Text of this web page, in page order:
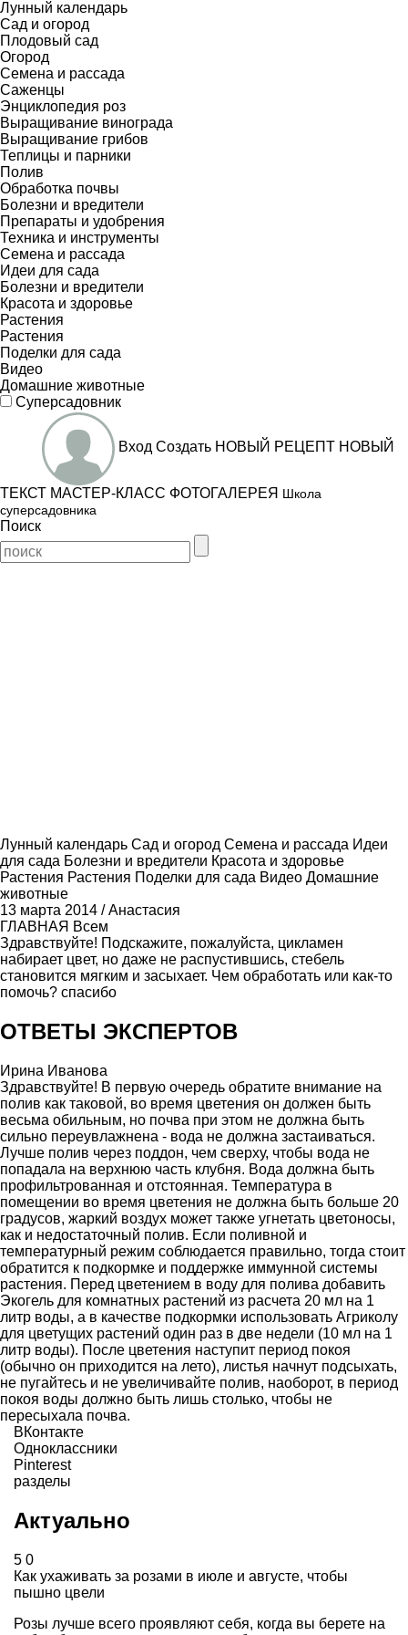
Лунный календарь
Сад и огород
Плодовый сад
Огород
Семена и рассада
Саженцы
Энциклопедия роз
Выращивание винограда
Выращивание грибов
Теплицы и парники
Полив
Обработка почвы
Болезни и вредители
Препараты и удобрения
Техника и инструменты
Семена и рассада
Идеи для сада
Болезни и вредители
Красота и здоровье
Растения
Растения
Поделки для сада
Видео
Домашние животные
Суперсадовник
Вход Создать НОВЫЙ РЕЦЕПТ НОВЫЙ
ТЕКСТ МАСТЕР-КЛАСС ФОТОГАЛЕРЕЯ Школа
суперсадовника
Поиск
Лунный календарь Сад и огород Семена и рассада Идеи
для сада Болезни и вредители Красота и здоровье
Растения Растения Поделки для сада Видео Домашние
животные
13 марта 2014 /Анастасия
ГЛАВНАЯ Всем
Здравствуйте! Подскажите, пожалуйста, цикламен
набирает цвет, но даже не распустившись, стебель
становится мягким и засыхает. Чем обработать или как-то
помочь? спасибо
ОТВЕТЫ ЭКСПЕРТОВ
Ирина Иванова
Здравствуйте! В первую очередь обратите внимание на
полив как таковой, во время цветения он должен быть
весьма обильным, но почва при этом не должна быть
сильно переувлажнена - вода не должна застаиваться.
Лучше полив через поддон, чем сверху, чтобы вода не
попадала на верхнюю часть клубня. Вода должна быть
профильтрованная и отстоянная. Температура в
помещении во время цветения не должна быть больше 20
градусов, жаркий воздух может также угнетать цветоносы,
как и недостаточный полив. Если поливной и
температурный режим соблюдается правильно, тогда стоит
обратится к подкормке и поддержке иммунной системы
растения. Перед цветением в воду для полива добавить
Экогель для комнатных растений из расчета 20 мл на 1
литр воды, а в качестве подкормки использовать Агриколу
для цветущих растений один раз в две недели (10 мл на 1
литр воды). После цветения наступит период покоя
(обычно он приходится на лето), листья начнут подсыхать,
не пугайтесь и не увеличивайте полив, наоборот, в период
покоя воды должно быть лишь столько, чтобы не
пересыхала почва.
ВКонтакте
Одноклассники
Pinterest
разделы
Актуально
5 0
Как ухаживать за розами в июле и августе, чтобы
пышно цвели
Розы лучше всего проявляют себя, когда вы берете на